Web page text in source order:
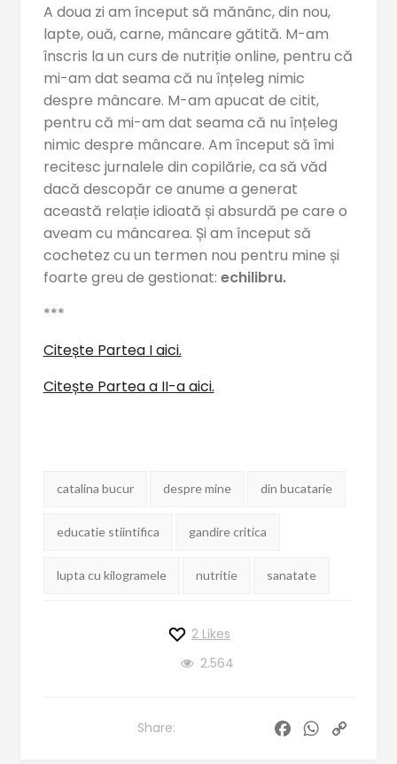
A doua zi am început să mănânc, din nou,
lapte, ouă, carne, mâncare gătită. M-am
înscris la un curs de nutriție online, pentru că
mi-am dat seama că nu înțeleg nimic
despre mâncare. M-am apucat de citit,
pentru că mi-am dat seama că nu înțeleg
nimic despre mâncare. Am început să îmi
recitesc jurnalele din copilărie, ca să văd
dacă descopăr ce anume a generat
această relație idioată și absurdă pe care o
aveam cu mâncarea. Și am început să
cochetez cu un termen nou pentru mine și
foarte greu de gestionat: echilibru.
***
Citește Partea I aici.
Citește Partea a II-a aici.
Tag-
catalina bucur despre mine din bucatarie
educatie stiintifica gandire critica
lupta cu kilogramele nutritie sanatate
2 Likes
2.564